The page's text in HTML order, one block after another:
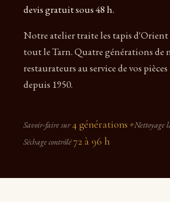
devis gratuit sous 48 h.
Notre atelier traite les tapis d'Orient
tout le Tarn. Quatre générations de
restaurateurs au service de vos
depuis 1950.
Savoir-faire sur4 générations ✦Nettoyage
Séchage contrôlé72 à 96 h